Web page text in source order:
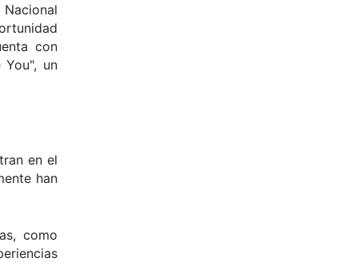
con
un
en el
han
como